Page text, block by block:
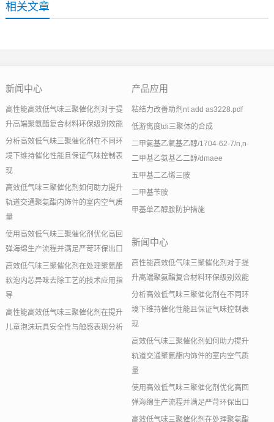
相关文章
新闻中心
高性能高效低气味三聚催化剂对于提
升高端聚氨酯复合材料环保级别效能
分析高效低气味三聚催化剂在不同环
境下维持催化性能且保证气味控制表
现
高效低气味三聚催化剂如何助力提升
轨道交通聚氨酯内饰件的室内空气质
量
使用高效低气味三聚催化剂优化高回
弹海绵生产流程并满足严苛环保出口
高效低气味三聚催化剂在处理聚氨酯
软泡内芯异味去除工艺的技术应用指
导
高性能高效低气味三聚催化剂在提升
儿童泡沫玩具安全性与触感表现分析
产品应用
粘结力改善助剂nt add as3228.pdf
低游离度tdi三聚体的合成
二甲氨基乙氧基乙醇/1704-62-7/n,n-
二甲基乙氨基乙二醇/dmaee
五甲基二乙烯三胺
二甲基苄胺
甲基单乙醇胺防护措施
新闻中心
高性能高效低气味三聚催化剂对于提
升高端聚氨酯复合材料环保级别效能
分析高效低气味三聚催化剂在不同环
境下维持催化性能且保证气味控制表
现
高效低气味三聚催化剂如何助力提升
轨道交通聚氨酯内饰件的室内空气质
量
使用高效低气味三聚催化剂优化高回
弹海绵生产流程并满足严苛环保出口
高效低气味三聚催化剂在处理聚氨酯